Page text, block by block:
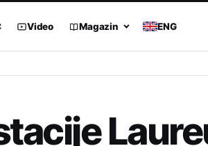
Video Magazin ENG